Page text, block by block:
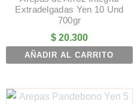
Extradelgadas Yen 10 Und
700gr
$20.300
AÑADIR AL CARRITO